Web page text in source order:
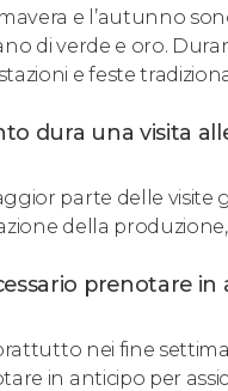
e l’autunno
di verde e oro.
e feste
dura una visita
parte delle visite
della
prenotare in
nei fine
in anticipo per